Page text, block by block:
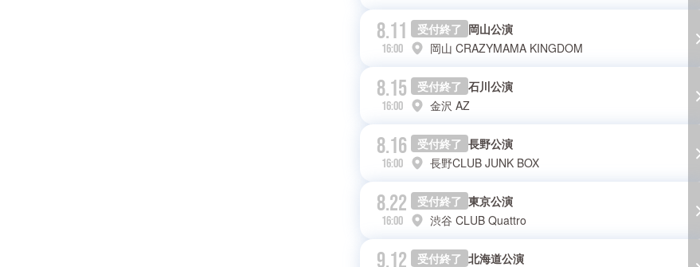
8.11
16:00
受付終了 岡山公演
岡山 CRAZYMAMA KINGDOM
8.15
16:00
受付終了 石川公演
金沢 AZ
8.16
16:00
受付終了 長野公演
長野CLUB JUNK BOX
8.22
16:00
受付終了 東京公演
渋谷 CLUB Quattro
9.12 受付終了 北海道公演